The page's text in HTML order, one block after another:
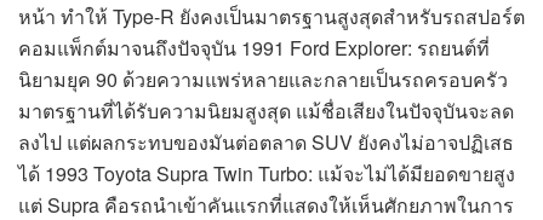
หน้า ทำให้ Type-R ยังคงเป็นมาตรฐานสูงสุดสำหรับรถสปอร์ต
คอมแพ็กต์มาจนถึงปัจจุบัน 1991 Ford Explorer: รถยนต์ที่
นิยามยุค 90 ด้วยความแพร่หลายและกลายเป็นรถครอบครัว
มาตรฐานที่ได้รับความนิยมสูงสุด แม้ชื่อเสียงในปัจจุบันจะลด
ลงไป แต่ผลกระทบของมันต่อตลาด SUV ยังคงไม่อาจปฏิเสธ
ได้ 1993 Toyota Supra Twin Turbo: แม้จะไม่ได้มียอดขายสูง
แต่ Supra คือรถนำเข้าคันแรกที่แสดงให้เห็นศักยภาพในการ